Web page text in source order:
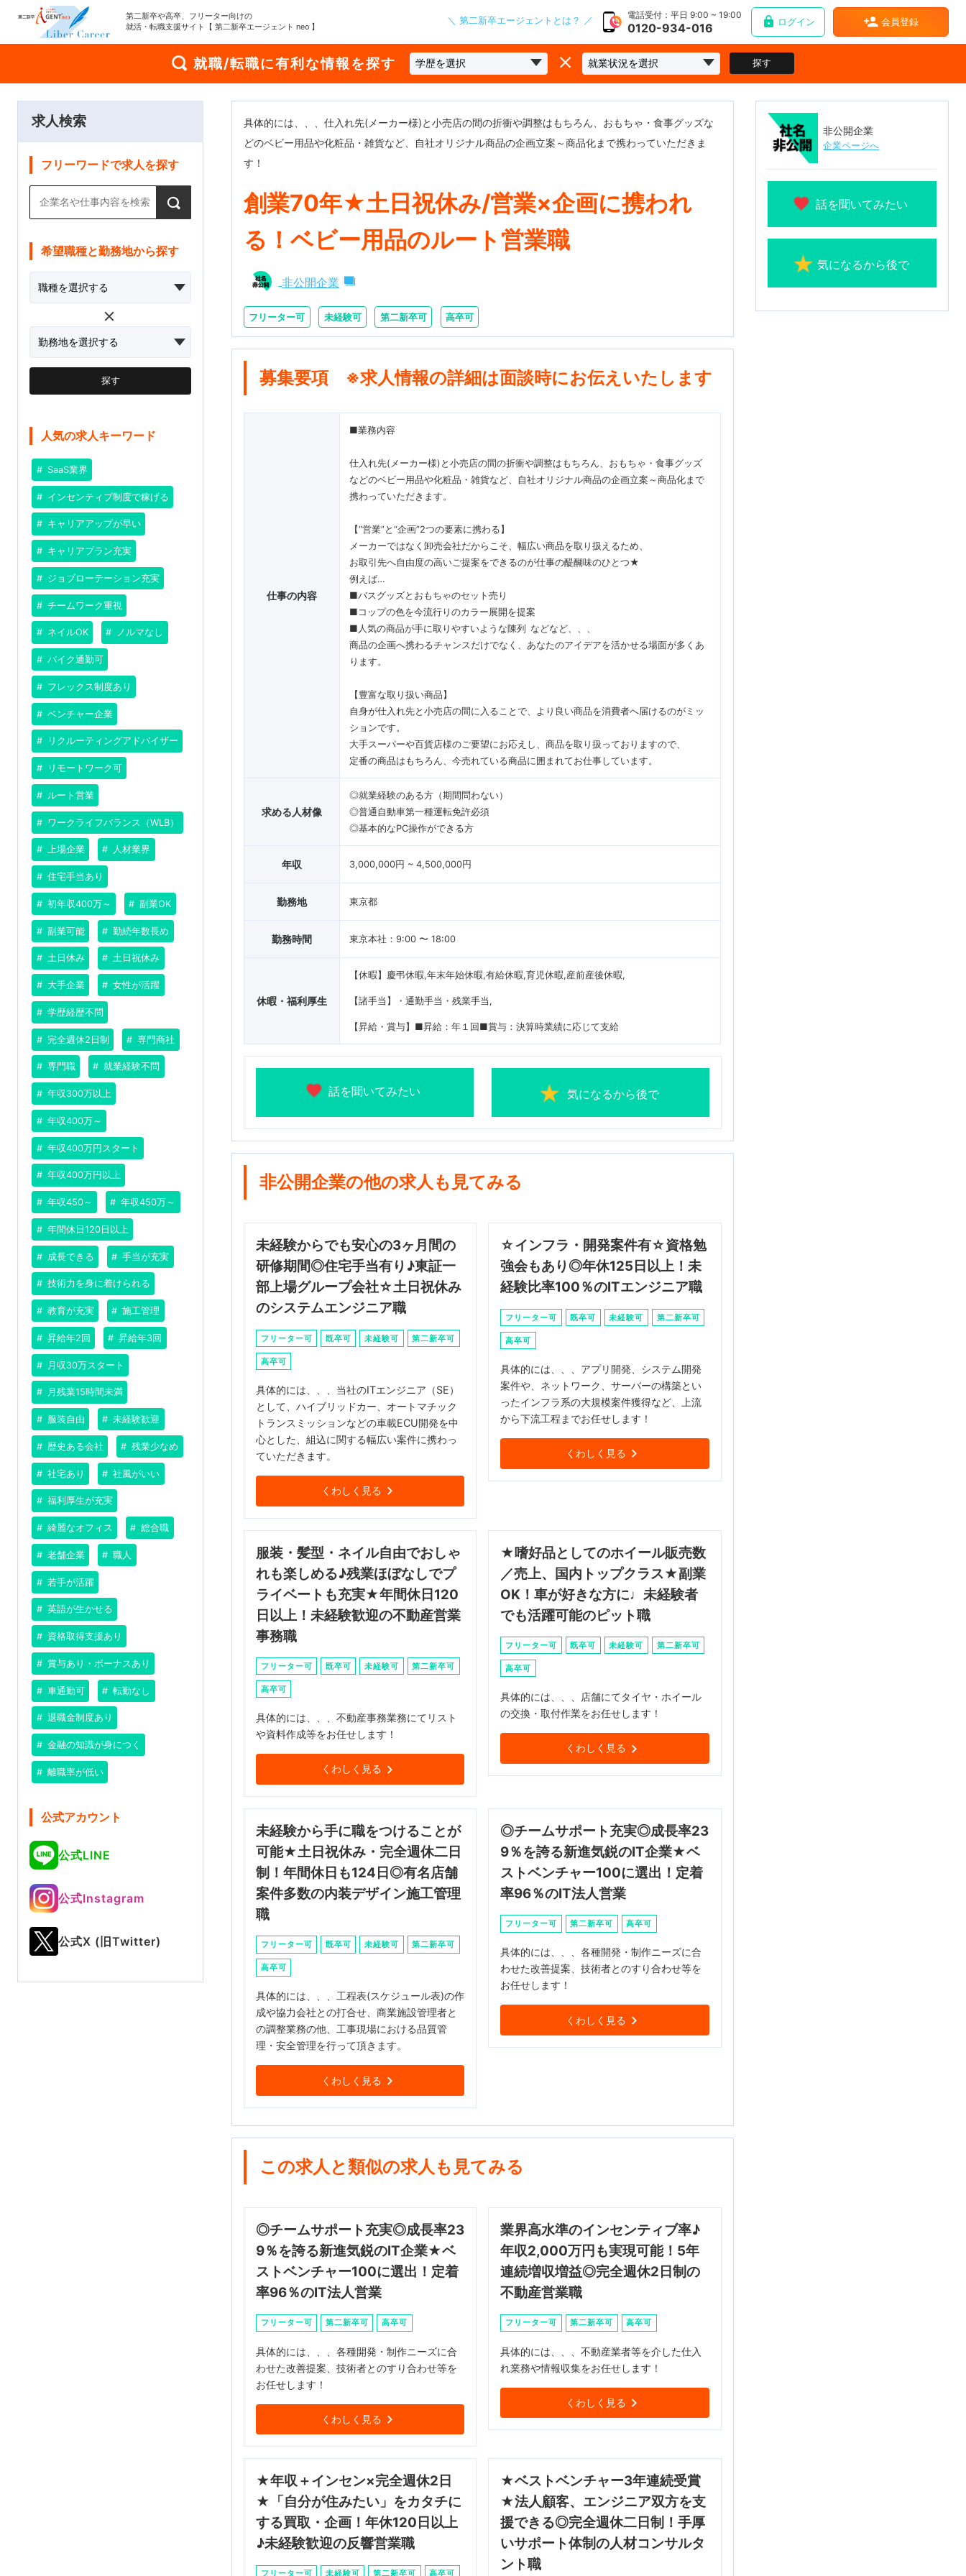
第二新卒や高卒、フリーター向けの
就活・転職支援サイト【 第二新卒エージェント neo 】
＼ 第二新卒エージェントとは？ ／ 電話受付：平日 9:00 ~ 19:00
0120-934-016 ログイン 会員登録
就職/転職に有利な情報を探す 探す
求人検索
フリーワードで求人を探す
希望職種と勤務地から探す
探す
人気の求人キーワード
SaaS業界
インセンティブ制度で稼げる
キャリアアップが早い
キャリアプラン充実
ジョブローテーション充実
チームワーク重視
ネイルOK ノルマなし
バイク通勤可
フレックス制度あり
ベンチャー企業
リクルーティングアドバイザー
リモートワーク可
ルート営業
ワークライフバランス（WLB）
上場企業 人材業界
住宅手当あり
初年収400万～ 副業OK
副業可能 勤続年数長め
土日休み 土日祝休み
大手企業 女性が活躍
学歴経歴不問
完全週休2日制 専門商社
専門職 就業経験不問
年収300万以上
年収400万～
年収400万円スタート
年収400万円以上
年収450～ 年収450万～
年間休日120日以上
成長できる 手当が充実
技術力を身に着けられる
教育が充実 施工管理
昇給年2回 昇給年3回
月収30万スタート
月残業15時間未満
服装自由 未経験歓迎
歴史ある会社 残業少なめ
社宅あり 社風がいい
福利厚生が充実
綺麗なオフィス 総合職
老舗企業 職人
若手が活躍
英語が生かせる
資格取得支援あり
賞与あり・ボーナスあり
車通勤可 転勤なし
退職金制度あり
金融の知識が身につく
離職率が低い
公式アカウント
公式LINE
公式Instagram
公式X (旧Twitter)
具体的には、、、仕入れ先(メーカー様)と小売店の間の折衝や調整はもちろん、おもちゃ・食事グッズな
どのベビー用品や化粧品・雑貨など、自社オリジナル商品の企画立案～商品化まで携わっていただきま
す！
創業70年★土日祝休み/営業×企画に携われ
る！ベビー用品のルート営業職
非公開企業
フリーター可 未経験可 第二新卒可 高卒可
募集要項 ※求人情報の詳細は面談時にお伝えいたします
仕事の内容
■業務内容
仕入れ先(メーカー様)と小売店の間の折衝や調整はもちろん、おもちゃ・食事グッズ
などのベビー用品や化粧品・雑貨など、自社オリジナル商品の企画立案～商品化まで
携わっていただきます。
【“営業”と“企画”2つの要素に携わる】
メーカーではなく卸売会社だからこそ、幅広い商品を取り扱えるため、
お取引先へ自由度の高いご提案をできるのが仕事の醍醐味のひとつ★
例えば…
■バスグッズとおもちゃのセット売り
■コップの色を今流行りのカラー展開を提案
■人気の商品が手に取りやすいような陳列 などなど、、、
商品の企画へ携わるチャンスだけでなく、あなたのアイデアを活かせる場面が多くあ
ります。
【豊富な取り扱い商品】
自身が仕入れ先と小売店の間に入ることで、より良い商品を消費者へ届けるのがミッ
ションです。
大手スーパーや百貨店様のご要望にお応えし、商品を取り扱っておりますので、
定番の商品はもちろん、今売れている商品に囲まれてお仕事しています。
求める人材像
◎就業経験のある方（期間問わない）
◎普通自動車第一種運転免許必須
◎基本的なPC操作ができる方
年収 3,000,000円 ~ 4,500,000円
勤務地 東京都
勤務時間 東京本社：9:00 〜 18:00
休暇・福利厚生
【休暇】慶弔休暇,年末年始休暇,有給休暇,育児休暇,産前産後休暇
【諸手当】・通勤手当・残業手当
【昇給・賞与】■昇給：年１回■賞与：決算時業績に応じて支給
話を聞いてみたい 気になるから後で
非公開企業の他の求人も見てみる
未経験からでも安心の3ヶ月間の
研修期間◎住宅手当有り♪東証一
部上場グループ会社☆土日祝休み
のシステムエンジニア職
フリーター可 既卒可 未経験可 第二新卒可
高卒可
具体的には、、、当社のITエンジニア（SE）
として、ハイブリッドカー、オートマチック
トランスミッションなどの車載ECU開発を中
心とした、組込に関する幅広い案件に携わっ
ていただきます。
くわしく見る
☆インフラ・開発案件有☆資格勉
強会もあり◎年休125日以上！未
経験比率100％のITエンジニア職
フリーター可 既卒可 未経験可 第二新卒可
高卒可
具体的には、、、アプリ開発、システム開発
案件や、ネットワーク、サーバーの構築とい
ったインフラ系の大規模案件獲得など、上流
から下流工程までお任せします！
くわしく見る
服装・髪型・ネイル自由でおしゃ
れも楽しめる♪残業ほぼなしでプ
ライベートも充実★年間休日120
日以上！未経験歓迎の不動産営業
事務職
フリーター可 既卒可 未経験可 第二新卒可
高卒可
具体的には、、、不動産事務業務にてリスト
や資料作成等をお任せします！
くわしく見る
★嗜好品としてのホイール販売数
／売上、国内トップクラス★副業
OK！車が好きな方に♩未経験者
でも活躍可能のピット職
フリーター可 既卒可 未経験可 第二新卒可
高卒可
具体的には、、、店舗にてタイヤ・ホイール
の交換・取付作業をお任せします！
くわしく見る
未経験から手に職をつけることが
可能★土日祝休み・完全週休二日
制！年間休日も124日◎有名店舗
案件多数の内装デザイン施工管理
職
フリーター可 既卒可 未経験可 第二新卒可
高卒可
具体的には、、、工程表(スケジュール表)の作
成や協力会社との打合せ、商業施設管理者と
の調整業務の他、工事現場における品質管
理・安全管理を行って頂きます。
くわしく見る
◎チームサポート充実◎成長率23
9％を誇る新進気鋭のIT企業★ベ
ストベンチャー100に選出！定着
率96％のIT法人営業
フリーター可 第二新卒可 高卒可
具体的には、、、各種開発・制作ニーズに合
わせた改善提案、技術者とのすり合わせ等を
お任せします！
くわしく見る
この求人と類似の求人も見てみる
◎チームサポート充実◎成長率23
9％を誇る新進気鋭のIT企業★ベ
ストベンチャー100に選出！定着
率96％のIT法人営業
フリーター可 第二新卒可 高卒可
具体的には、、、各種開発・制作ニーズに合
わせた改善提案、技術者とのすり合わせ等を
お任せします！
くわしく見る
業界高水準のインセンティブ率♪
年収2,000万円も実現可能！5年
連続増収増益◎完全週休2日制の
不動産営業職
フリーター可 第二新卒可 高卒可
具体的には、、、不動産業者等を介した仕入
れ業務や情報収集をお任せします！
くわしく見る
★年収＋インセン×完全週休2日
★「自分が住みたい」をカタチに
する買取・企画！年休120日以上
♪未経験歓迎の反響営業職
フリーター可 未経験可 第二新卒可 高卒可
★ベストベンチャー3年連続受賞
★法人顧客、エンジニア双方を支
援できる◎完全週休二日制！手厚
いサポート体制の人材コンサルタ
ント職
非公開企業
企業ページへ
話を聞いてみたい
気になるから後で